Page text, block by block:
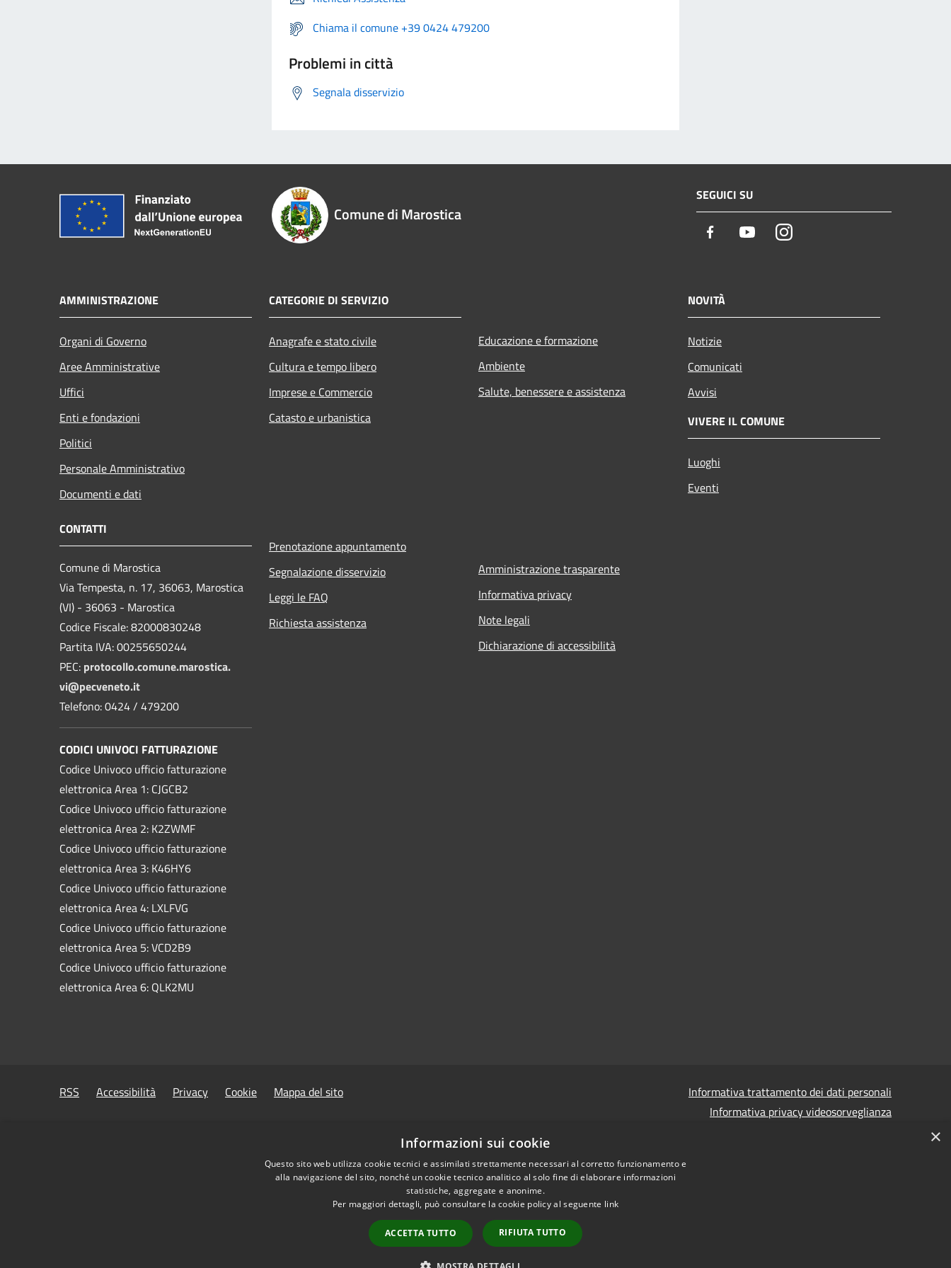
Chiama il comune +39 0424 479200
Problemi in città
Segnala disservizio
Comune di Marostica
SEGUICI SU
Facebook YoutubeInstagram
AMMINISTRAZIONE
Organi di Governo
Aree Amministrative
Uffici
Enti e fondazioni
Politici
Personale Amministrativo
Documenti e dati
CATEGORIE DI SERVIZIO
Anagrafe e stato civile
Cultura e tempo libero
Imprese e Commercio
Catasto e urbanistica
Educazione e formazione
Ambiente
Salute, benessere e assistenza
NOVITÀ
Notizie
Comunicati
Avvisi
VIVERE IL COMUNE
Luoghi
Eventi
CONTATTI
Comune di Marostica
Via Tempesta, n. 17, 36063, Marostica
(VI) - 36063 - Marostica
Codice Fiscale: 82000830248
Partita IVA: 00255650244
PEC: protocollo.comune.marostica.
vi@pecveneto.it
Telefono: 0424 / 479200
CODICI UNIVOCI FATTURAZIONE
Codice Univoco ufficio fatturazione
elettronica Area 1: CJGCB2
Codice Univoco ufficio fatturazione
elettronica Area 2: K2ZWMF
Codice Univoco ufficio fatturazione
elettronica Area 3: K46HY6
Codice Univoco ufficio fatturazione
elettronica Area 4: LXLFVG
Codice Univoco ufficio fatturazione
elettronica Area 5: VCD2B9
Codice Univoco ufficio fatturazione
elettronica Area 6: QLK2MU
Prenotazione appuntamento
Segnalazione disservizio
Leggi le FAQ
Richiesta assistenza
Amministrazione trasparente
Informativa privacy
Note legali
Dichiarazione di accessibilità
RSS Accessibilità Privacy Cookie Mappa del sito
Informativa trattamento dei dati personali
Informativa privacy videosorveglianza
Dichiarazione di accessibilità e segnalazioni
Prevenzione della corruzione - Segnalazione di illeciti
×
Informazioni sui cookie
Questo sito web utilizza cookie tecnici e assimilati strettamente necessari al corretto funzionamento e
alla navigazione del sito, nonché un cookie tecnico analitico al solo fine di elaborare informazioni
statistiche, aggregate e anonime.
Per maggiori dettagli, può consultare la cookie policy al seguente link
ACCETTA TUTTO RIFIUTA TUTTO